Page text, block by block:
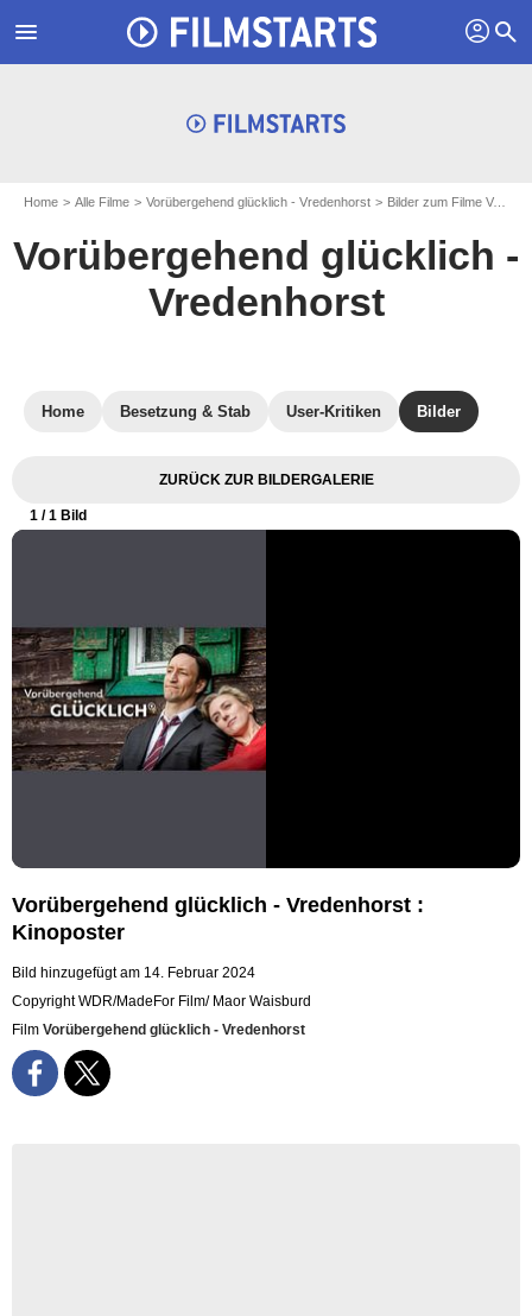
menu profil search
Home Alle Filme Vorübergehend glücklich - Vredenhorst Bilder zum Filme Vorübergehend glücklich - Vredenhorst
Vorübergehend glücklich -
Vredenhorst
Home Besetzung & Stab User-Kritiken Bilder
ZURÜCK ZUR BILDERGALERIE
1 / 1 Bild
Vorübergehend glücklich - Vredenhorst :
Kinoposter
Bild hinzugefügt am 14. Februar 2024
Copyright WDR/MadeFor Film/ Maor Waisburd
Film Vorübergehend glücklich - Vredenhorst